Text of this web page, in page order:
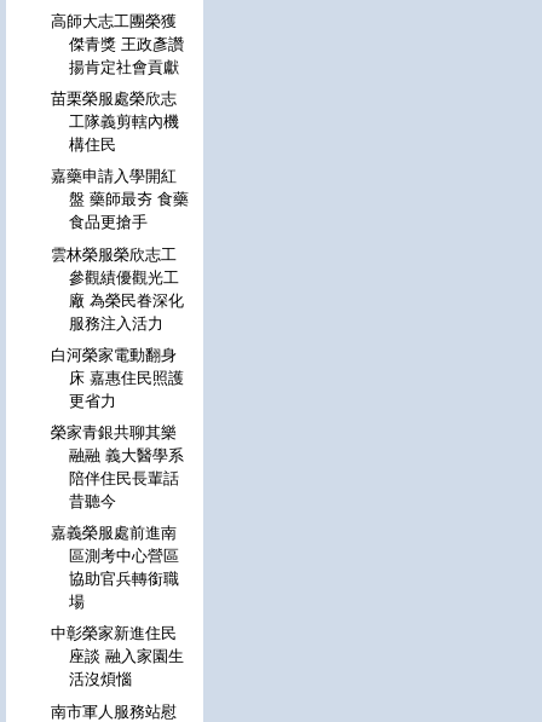
高師大志工團榮獲
傑青獎 王政彥讚
揚肯定社會貢獻
苗栗榮服處榮欣志
工隊義剪轄內機
構住民
嘉藥申請入學開紅
盤 藥師最夯 食藥
食品更搶手
雲林榮服榮欣志工
參觀績優觀光工
廠 為榮民眷深化
服務注入活力
白河榮家電動翻身
床 嘉惠住民照護
更省力
榮家青銀共聊其樂
融融 義大醫學系
陪伴住民長輩話
昔聽今
嘉義榮服處前進南
區測考中心營區
協助官兵轉銜職
場
中彰榮家新進住民
座談 融入家園生
活沒煩惱
南市軍人服務站慰